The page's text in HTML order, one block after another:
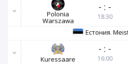
Polonia
Warszawa
- : -
18:30
Естония.
Kuressaare
- : -
16:00